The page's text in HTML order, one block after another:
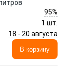
95%
1 шт.
18 - 20 августа
В корзину